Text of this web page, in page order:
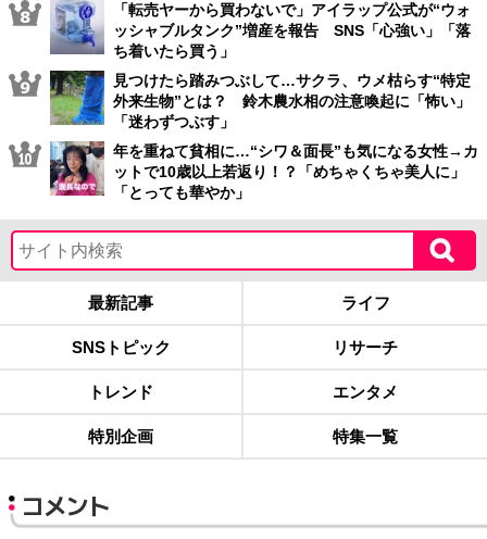
「転売ヤーから買わないで」アイラップ公式が“ウォ
ッシャブルタンク”増産を報告 SNS「心強い」「落
ち着いたら買う」
見つけたら踏みつぶして…サクラ、ウメ枯らす“特定
外来生物”とは？ 鈴木農水相の注意喚起に「怖い」
「迷わずつぶす」
年を重ねて貧相に…“シワ＆面長”も気になる女性→カ
ットで10歳以上若返り！？「めちゃくちゃ美人に」
「とっても華やか」
最新記事 ライフ
SNSトピック リサーチ
トレンド エンタメ
特別企画 特集一覧
コメント